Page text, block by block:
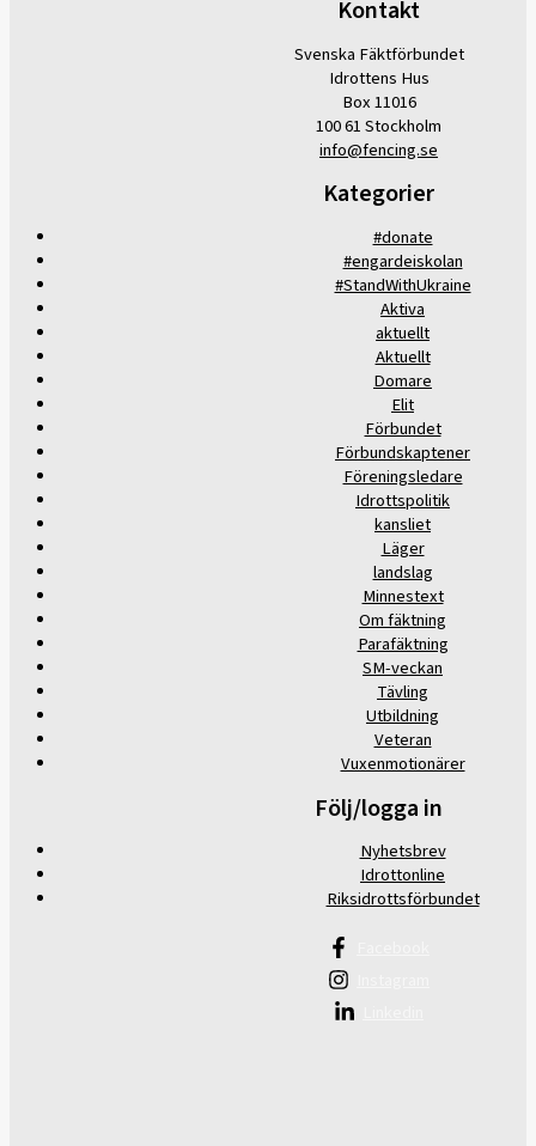
Kontakt
Svenska Fäktförbundet
Idrottens Hus
Box 11016
100 61 Stockholm
info@fencing.se
Kategorier
#donate
#engardeiskolan
#StandWithUkraine
Aktiva
aktuellt
Aktuellt
Domare
Elit
Förbundet
Förbundskaptener
Föreningsledare
Idrottspolitik
kansliet
Läger
landslag
Minnestext
Om fäktning
Parafäktning
SM-veckan
Tävling
Utbildning
Veteran
Vuxenmotionärer
Följ/logga in
Nyhetsbrev
Idrottonline
Riksidrottsförbundet